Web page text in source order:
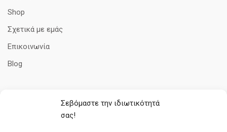
Σεβόμαστε την ιδιωτικότητά
σας!
Shop
Σχετικά με εμάς
Επικοινωνία
Blog